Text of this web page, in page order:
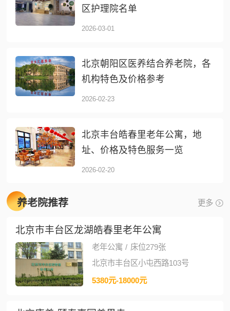
区护理院名单
2026-03-01
北京朝阳区医养结合养老院，各
机构特色及价格参考
2026-02-23
北京丰台皓春里老年公寓，地
址、价格及特色服务一览
2026-02-20
养老院推荐 更多
北京市丰台区龙湖皓春里老年公寓
老年公寓 / 床位279张
北京市丰台区小屯西路103号
5380元-18000元